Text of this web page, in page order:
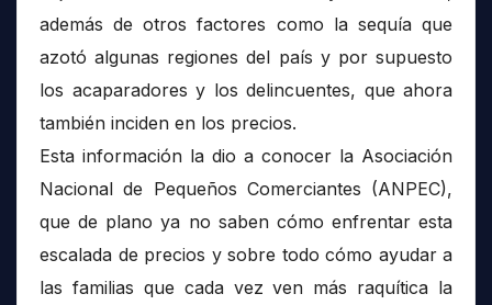
además de otros factores como la sequía que
azotó algunas regiones del país y por supuesto
los acaparadores y los delincuentes, que ahora
también inciden en los precios.
Esta información la dio a conocer la Asociación
Nacional de Pequeños Comerciantes (ANPEC),
que de plano ya no saben cómo enfrentar esta
escalada de precios y sobre todo cómo ayudar a
las familias que cada vez ven más raquítica la